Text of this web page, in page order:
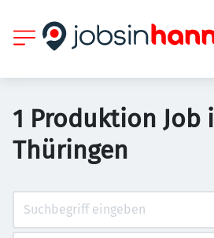
1 Produktion Job
Thüringen